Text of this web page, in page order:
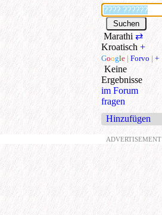
Marathi ⇄
Kroatisch +
Google | Forvo | +
Keine
Ergebnisse
im Forum
fragen
Hinzufügen
ADVERTISEMENT